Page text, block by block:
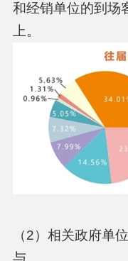
和经销单位的到场
上。
（2）相关政府单
与